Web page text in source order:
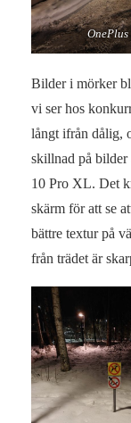
OnePlus
Bilder i mörker
vi ser hos
långt ifrån dålig,
skillnad på bilder
10 Pro XL. Det
skärm för att se
bättre textur på
från trädet är